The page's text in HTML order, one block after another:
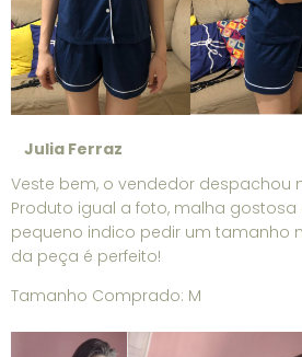
Julia Ferraz
Veste bem, o vendedor despachou
Produto igual a foto, malha
pequeno indico pedir um tamanho
da peça é perfeito!
Tamanho Comprado: M